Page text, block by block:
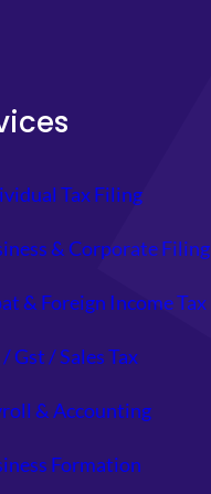
Tax Filing
& Corporate Filing
& Foreign Income Tax
Gst / Sales Tax
& Accounting
Formation